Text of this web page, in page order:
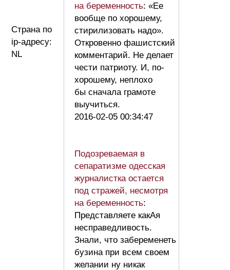
Страна по
ip-адресу:
NL
на беременность: «Ее
вообще по хорошему,
стирилизовать надо».
Откровенно фашистский
комментарий. Не делает
чести патриоту. И, по-
хорошему, неплохо
бы сначала грамоте
выучиться.
2016-02-05 00:34:47
Подозреваемая в
сепаратизме одесская
журналистка остается
под стражей, несмотря
на беременность:
Представляете какАя
несправедливость.
Знали, что забеременеть
бузина при всем своем
желании ну никак